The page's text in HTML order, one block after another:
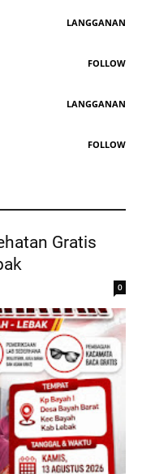
LANGGANAN
FOLLOW
LANGGANAN
FOLLOW
Gratis
0